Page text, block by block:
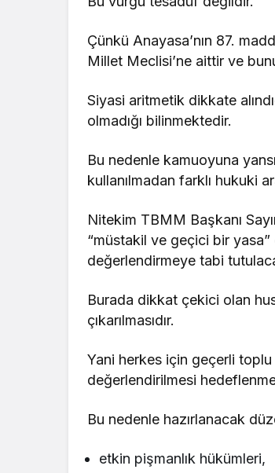
Çünkü Anayasa’nın 87.
Millet Meclisi’ne aittir ve
Siyasi aritmetik dikkate
olmadığı bilinmektedir.
Bu nedenle kamuoyuna
kullanılmadan farklı hukuki
Nitekim TBMM Başkanı
“müstakil ve geçici bir
değerlendirmeye tabi
Burada dikkat çekici olan
çıkarılmasıdır.
Yani herkes için geçerli
değerlendirilmesi
Bu nedenle hazırlanacak
etkin pişmanlık hükümleri,